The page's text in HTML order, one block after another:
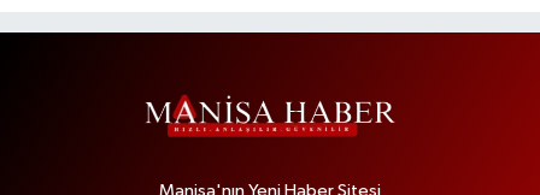
Manisa'nın Yeni Haber Sitesi